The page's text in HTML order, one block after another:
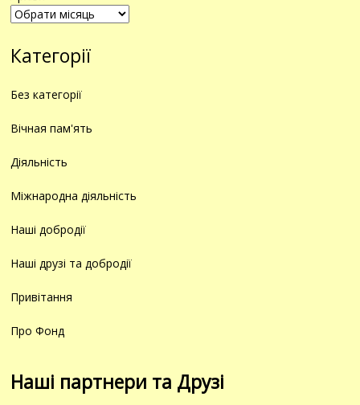
Категорії
Без категорії
Вічная пам'ять
Діяльність
Міжнародна діяльність
Наші добродії
Наші друзі та добродії
Привітання
Про Фонд
Наші партнери та Друзі